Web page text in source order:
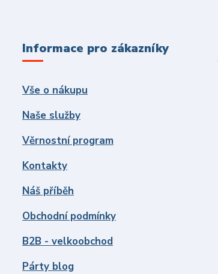
Informace pro zákazníky
Vše o nákupu
Naše služby
Věrnostní program
Kontakty
Náš příběh
Obchodní podmínky
B2B - velkoobchod
Párty blog